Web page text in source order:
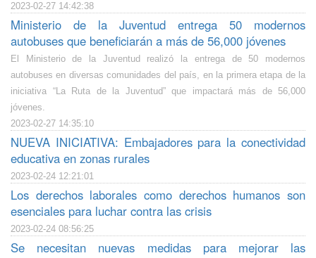
2023-02-27 14:42:38
Ministerio de la Juventud entrega 50 modernos
autobuses que beneficiarán a más de 56,000 jóvenes
El Ministerio de la Juventud realizó la entrega de 50 modernos
autobuses en diversas comunidades del país, en la primera etapa de la
iniciativa “La Ruta de la Juventud” que impactará más de 56,000
jóvenes.
2023-02-27 14:35:10
NUEVA INICIATIVA: Embajadores para la conectividad
educativa en zonas rurales
2023-02-24 12:21:01
Los derechos laborales como derechos humanos son
esenciales para luchar contra las crisis
2023-02-24 08:56:25
Se necesitan nuevas medidas para mejorar las